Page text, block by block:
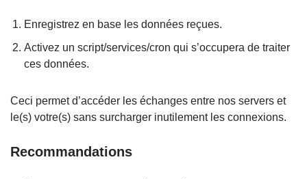
Enregistrez en base les données reçues.
Activez un script/services/cron qui s’occupera de traiter
ces données.
Ceci permet d’accéder les échanges entre nos servers et
le(s) votre(s) sans surcharger inutilement les connexions.
Recommandations